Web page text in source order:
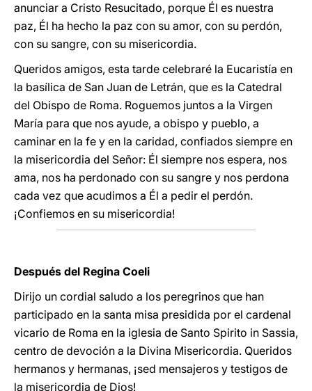
anunciar a Cristo Resucitado, porque Él es nuestra
paz, Él ha hecho la paz con su amor, con su perdón,
con su sangre, con su misericordia.
Queridos amigos, esta tarde celebraré la Eucaristía en
la basílica de San Juan de Letrán, que es la Catedral
del Obispo de Roma. Roguemos juntos a la Virgen
María para que nos ayude, a obispo y pueblo, a
caminar en la fe y en la caridad, confiados siempre en
la misericordia del Señor: Él siempre nos espera, nos
ama, nos ha perdonado con su sangre y nos perdona
cada vez que acudimos a Él a pedir el perdón.
¡Confiemos en su misericordia!
Después del Regina Coeli
Dirijo un cordial saludo a los peregrinos que han
participado en la santa misa presidida por el cardenal
vicario de Roma en la iglesia de Santo Spirito in Sassia,
centro de devoción a la Divina Misericordia. Queridos
hermanos y hermanas, ¡sed mensajeros y testigos de
la misericordia de Dios!